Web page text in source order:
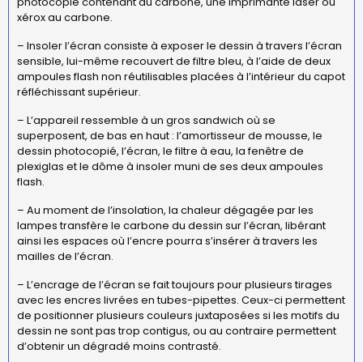
xérox au carbone.
– Insoler l’écran consiste à exposer le dessin à travers l’écran
sensible, lui-même recouvert de filtre bleu, à l’aide de deux
ampoules flash non réutilisables placées à l’intérieur du capot
réfléchissant supérieur.
– L’appareil ressemble à un gros sandwich où se
superposent, de bas en haut : l’amortisseur de mousse, le
dessin photocopié, l’écran, le filtre à eau, la fenêtre de
plexiglas et le dôme à insoler muni de ses deux ampoules
flash.
– Au moment de l’insolation, la chaleur dégagée par les
lampes transfère le carbone du dessin sur l’écran, libérant
ainsi les espaces où l’encre pourra s’insérer à travers les
mailles de l’écran.
– L’encrage de l’écran se fait toujours pour plusieurs tirages
avec les encres livrées en tubes-pipettes. Ceux-ci permettent
de positionner plusieurs couleurs juxtaposées si les motifs du
dessin ne sont pas trop contigus, ou au contraire permettent
d’obtenir un dégradé moins contrasté.